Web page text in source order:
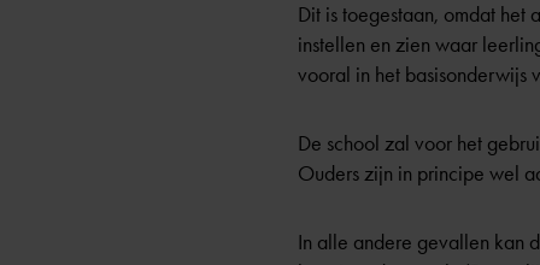
Dit is toegestaan, omdat
instellen en zien waar
vooral in het basisonderwijs
De school zal voor het
Ouders zijn in principe wel
In alle andere gevallen kan